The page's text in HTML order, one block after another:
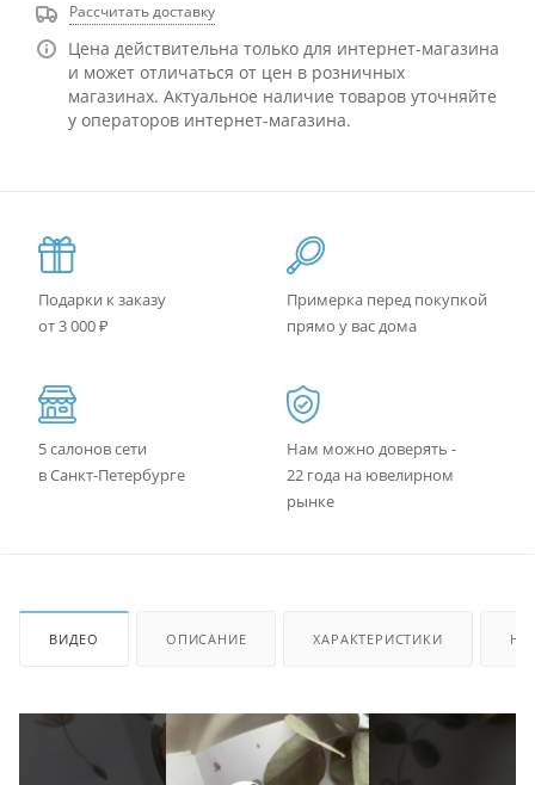
Рассчитать доставку
Цена действительна только для интернет-магазина
и может отличаться от цен в розничных
магазинах. Актуальное наличие товаров уточняйте
у операторов интернет-магазина.
Подарки к заказу
от 3 000 ₽
Примерка перед покупкой
прямо у вас дома
5 салонов сети
в Санкт-Петербурге
Нам можно доверять -
22 года на ювелирном
рынке
ВИДЕО ОПИСАНИЕ ХАРАКТЕРИСТИКИ